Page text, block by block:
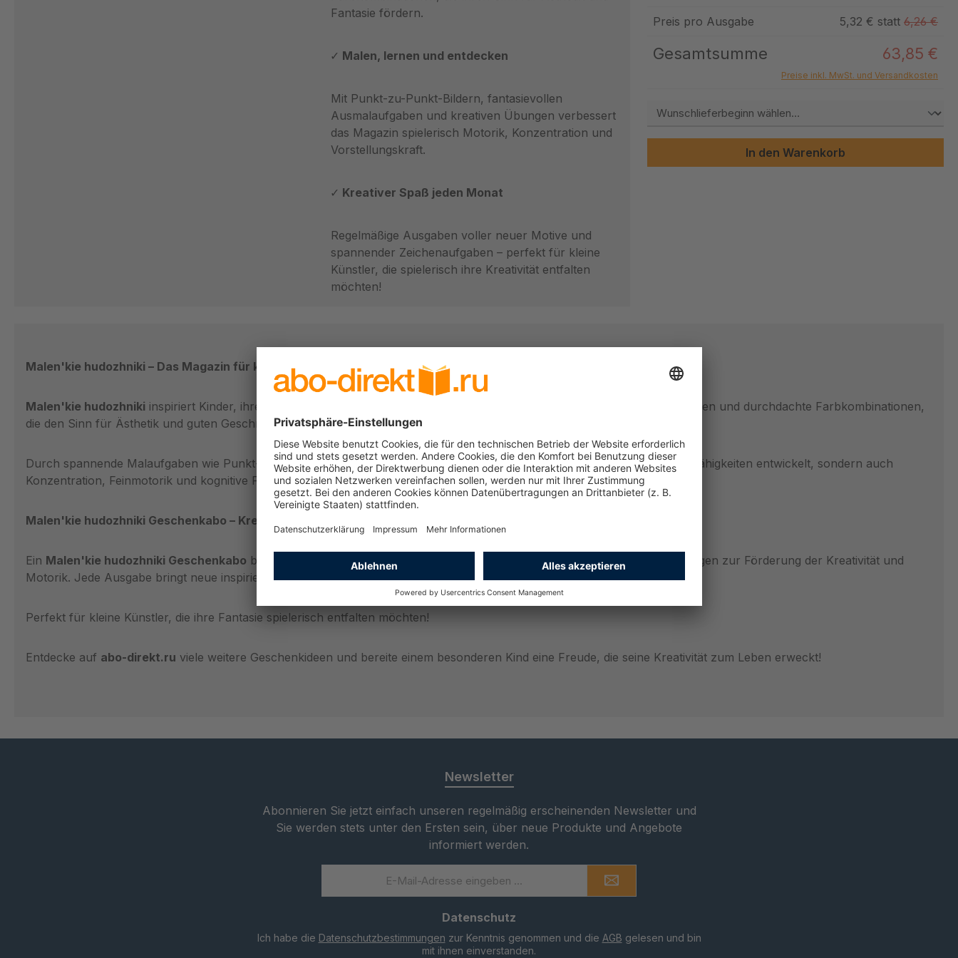
Fantasie fördern.
Malen, lernen und entdecken
Mit Punkt-zu-Punkt-Bildern, fantasievollen
Ausmalaufgaben und kreativen Übungen verbessert
das Magazin spielerisch Motorik, Konzentration und
Vorstellungskraft.
Kreativer Spaß jeden Monat
Regelmäßige Ausgaben voller neuer Motive und
spannender Zeichenaufgaben – perfekt für kleine
Künstler, die spielerisch ihre Kreativität entfalten
möchten!
Preis pro Ausgabe 5,32 € statt 6,26 €
Gesamtsumme 63,85 €
Preise inkl. MwSt. und Versandkosten
In den Warenkorb
Malen'kie hudozhniki – Das Magazin für kleine Kreative
Malen'kie hudozhniki inspiriert Kinder, ihre kreative Seite zu entdecken! Jede Ausgabe enthält liebevoll gestaltete Illustrationen und durchdachte Farbkombinationen,
die den Sinn für Ästhetik und guten Geschmack fördern.
Durch spannende Malaufgaben wie Punkt-zu-Punkt-Bilder und fantasievolle Ausmalbilder werden nicht nur künstlerische Fähigkeiten entwickelt, sondern auch
Konzentration, Feinmotorik und kognitive Fähigkeiten spielerisch geschult.
Malen'kie hudozhniki Geschenkabo – Kreativer Spaß für kleine Künstler
Ein Malen'kie hudozhniki Geschenkabo bietet nicht nur unterhaltsame Zeichenaufgaben, sondern auch wertvolle Anregungen zur Förderung der Kreativität und
Motorik. Jede Ausgabe bringt neue inspirierende Motive und spannende Aktivitäten, die Kinder begeistern.
Perfekt für kleine Künstler, die ihre Fantasie spielerisch entfalten möchten!
Entdecke auf abo-direkt.ru viele weitere Geschenkideen und bereite einem besonderen Kind eine Freude, die seine Kreativität zum Leben erweckt!
Newsletter
Abonnieren Sie jetzt einfach unseren regelmäßig erscheinenden Newsletter und
Sie werden stets unter den Ersten sein, über neue Produkte und Angebote
informiert werden.
Datenschutz
Ich habe die Datenschutzbestimmungen zur Kenntnis genommen und die AGB gelesen und bin
mit ihnen einverstanden.